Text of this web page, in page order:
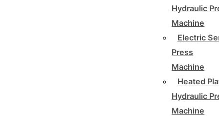
Hydraulic
Machine
Electric
Press
Machine
Heated
Hydraulic
Machine